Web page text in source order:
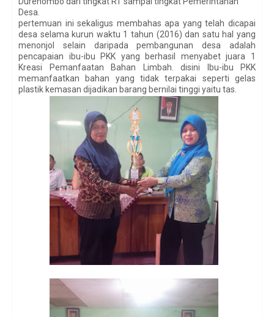
Desa.
pertemuan ini sekaligus membahas apa yang telah dicapai
desa selama kurun waktu 1 tahun (2016) dan satu hal yang
menonjol selain daripada pembangunan desa adalah
pencapaian ibu-ibu PKK yang berhasil menyabet juara 1
Kreasi Pemanfaatan Bahan Limbah. disini Ibu-ibu PKK
memanfaatkan bahan yang tidak terpakai seperti gelas
plastik kemasan dijadikan barang bernilai tinggi yaitu tas.